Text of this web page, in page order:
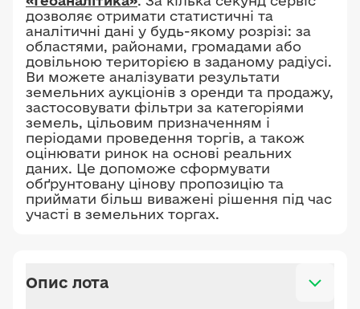
дозволяє отримати статистичні та
аналітичні дані у будь-якому розрізі: за
областями, районами, громадами або
довільною територією в заданому радіусі.
Ви можете аналізувати результати
земельних аукціонів з оренди та продажу,
застосовувати фільтри за категоріями
земель, цільовим призначенням і
періодами проведення торгів, а також
оцінювати ринок на основі реальних
даних. Це допоможе сформувати
обґрунтовану цінову пропозицію та
приймати більш виважені рішення під час
участі в земельних торгах.
Опис лота